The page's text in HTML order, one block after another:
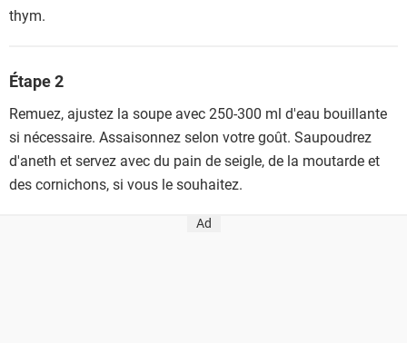
thym.
Étape 2
Remuez, ajustez la soupe avec 250-300 ml d'eau bouillante
si nécessaire. Assaisonnez selon votre goût. Saupoudrez
d'aneth et servez avec du pain de seigle, de la moutarde et
des cornichons, si vous le souhaitez.
Ad